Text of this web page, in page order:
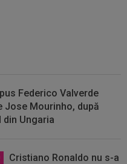
Federico Valverde
Jose Mourinho, după
din Ungaria
Cristiano Ronaldo nu s-a